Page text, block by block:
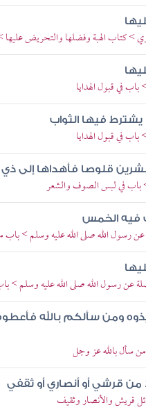
الهبة وفضلها والتحريض عليها >
في قبول الهدايا
يشترط فيها الثواب
في قبول الهدايا
قلوصا فأهداها إلى ذي
باب في لبس الصوف والشعر
فيه الخمس
رسول الله صلى الله عليه وسلم > باب
عن رسول الله صلى الله عليه وسلم > باب
ومن سألكم بالله
سأل بالله عز وجل
من قرشي أو أنصاري أو ثقفي
قريش والأنصار وثقيف